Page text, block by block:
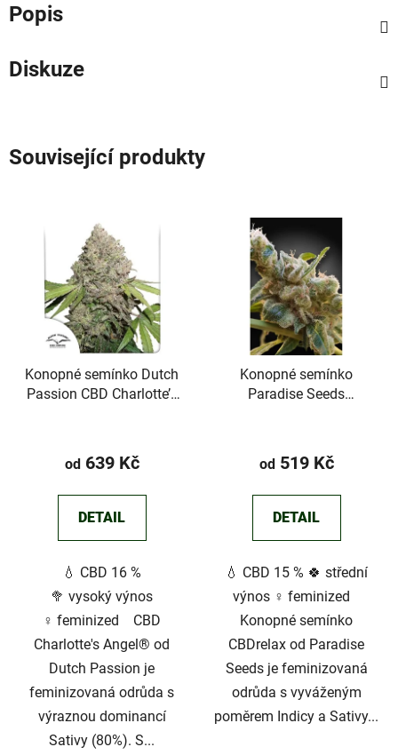
Popis
Diskuze
Související produkty
Konopné semínko Dutch
Passion CBD Charlotte’s
od639 Kč
DETAIL
💧 CBD 16 %
🥦 vysoký výnos
♀️ feminized CBD
Charlotte's Angel® od
Dutch Passion je
feminizovaná odrůda s
výraznou dominancí
Sativy (80%). S...
Konopné semínko
Paradise Seeds
od519 Kč
DETAIL
💧 CBD 15 % 🍀 střední
výnos ♀️ feminized
Konopné semínko
CBDrelax od Paradise
Seeds je feminizovaná
odrůda s vyváženým
poměrem Indicy a Sativy...